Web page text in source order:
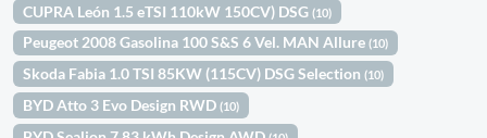
CUPRA León 1.5 eTSI 110kW 150CV) DSG(10)
Peugeot 2008 Gasolina 100 S&S 6 Vel. MAN Allure(10)
Skoda Fabia 1.0 TSI 85KW (115CV) DSG Selection(10)
BYD Atto 3 Evo Design RWD(10)